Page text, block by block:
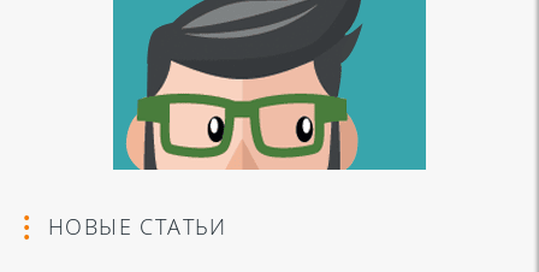
НОВЫЕ СТАТЬИ